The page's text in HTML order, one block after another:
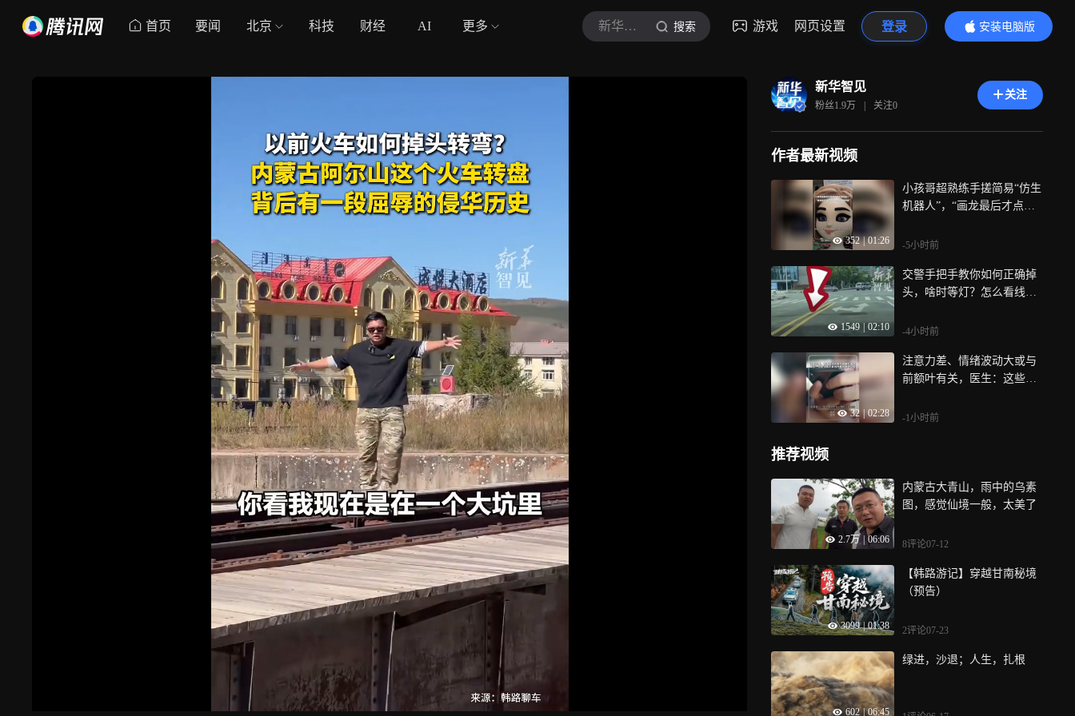
首页 要闻 北京 科技 财经 AI 更多 新华智见 搜索 游戏 网页设置 登录
安装电脑版
内容更精彩
新华智见
粉丝1.9万 | 关注0
关注
作者最新视频
352 | 01:26
小孩哥超熟练手搓简易“仿生
机器人”，“画龙最后才点
友：没看清，再打个孙悟空
-5小时前
1549 02:10
交警手把手教你如何正确掉
头，啥时等灯？怎么看线？
不该掉乱掉”
-4小时前
32 | 02:28
注意力差、情绪波动大或与
前额叶有关，医生：这些训
温馨提示：部分情况实为心
-1小时前
推荐视频
2.7万 06:06
内蒙古大青山，雨中的乌素
图，感觉仙境一般，太美了
8评论07-12
3099 | 01:38
【韩路游记】穿越甘南秘境
（预告）
2评论07-23
602 | 06:45
绿进，沙退；人生，扎根